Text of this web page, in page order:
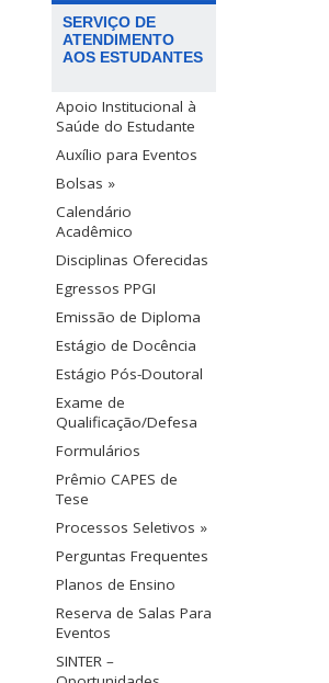
SERVIÇO DE
ATENDIMENTO
AOS ESTUDANTES
Apoio Institucional à
Saúde do Estudante
Auxílio para Eventos
Bolsas »
Calendário
Acadêmico
Disciplinas Oferecidas
Egressos PPGI
Emissão de Diploma
Estágio de Docência
Estágio Pós-Doutoral
Exame de
Qualificação/Defesa
Formulários
Prêmio CAPES de
Tese
Processos Seletivos »
Perguntas Frequentes
Planos de Ensino
Reserva de Salas Para
Eventos
SINTER –